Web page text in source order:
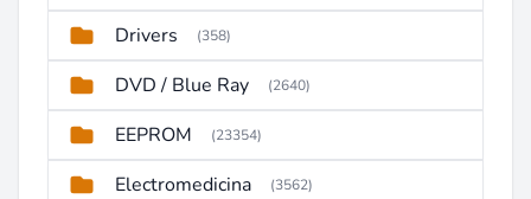
Drivers (358)
DVD / Blue Ray (2640)
EEPROM (23354)
Electromedicina (3562)